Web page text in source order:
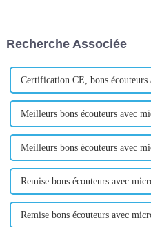
l'utilisateur), à l'esprit (apporte
Recherche Associée
Certification CE, bons écouteurs
Meilleurs bons écouteurs avec
Meilleurs bons écouteurs avec
Remise bons écouteurs avec
Remise bons écouteurs avec